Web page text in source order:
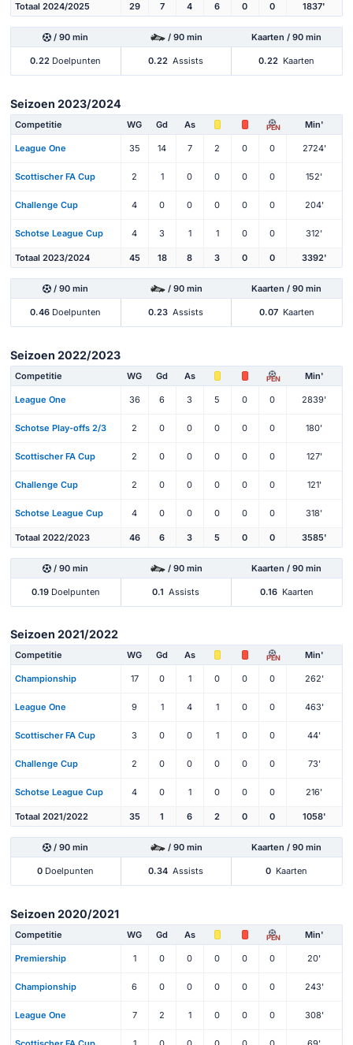
Totaal 2024/2025 29 7 4 6 0 0 1837'
/ 90 min / 90 min Kaarten / 90 min
0.22 Doelpunten 0.22 Assists 0.22 Kaarten
Seizoen 2023/2024
Competitie WG Gd As PEN Min'
League One 35 14 7 2 0 0 2724'
Scottischer FA Cup 2 1 0 0 0 0 152'
Challenge Cup 4 0 0 0 0 0 204'
Schotse League Cup 4 3 1 1 0 0 312'
Totaal 2023/2024 45 18 8 3 0 0 3392'
/ 90 min / 90 min Kaarten / 90 min
0.46 Doelpunten 0.23 Assists 0.07 Kaarten
Seizoen 2022/2023
Competitie WG Gd As PEN Min'
League One 36 6 3 5 0 0 2839'
Schotse Play-offs 2/3 2 0 0 0 0 0 180'
Scottischer FA Cup 2 0 0 0 0 0 127'
Challenge Cup 2 0 0 0 0 0 121'
Schotse League Cup 4 0 0 0 0 0 318'
Totaal 2022/2023 46 6 3 5 0 0 3585'
/ 90 min / 90 min Kaarten / 90 min
0.19Doelpunten 0.1 Assists 0.16 Kaarten
Seizoen 2021/2022
Competitie WG Gd As PEN Min'
Championship 17 0 1 0 0 0 262'
League One 9 1 4 1 0 0 463'
Scottischer FA Cup 3 0 0 1 0 0 44'
Challenge Cup 2 0 0 0 0 0 73'
Schotse League Cup 4 0 1 0 0 0 216'
Totaal 2021/2022 35 1 6 2 0 0 1058'
/ 90 min / 90 min Kaarten / 90 min
0 Doelpunten 0.34 Assists 0 Kaarten
Seizoen 2020/2021
Competitie WG Gd As PEN Min'
Premiership 1 0 0 0 0 0 20'
Championship 6 0 0 0 0 0 243'
League One 7 2 1 0 0 0 308'